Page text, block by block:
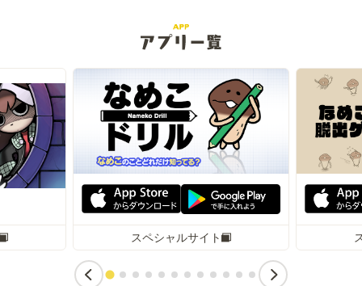
スペシャルサイト